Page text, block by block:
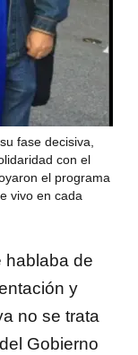
fase decisiva,
con el
el programa
vivo en cada
hablaba de
y
no se trata
Gobierno